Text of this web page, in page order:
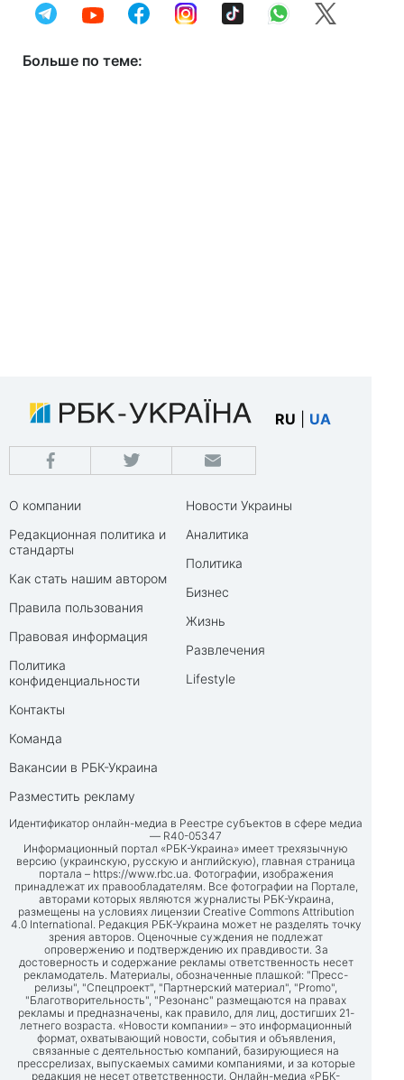
Больше по теме:
RU UA
О компании
Редакционная политика и
стандарты
Как стать нашим автором
Правила пользования
Правовая информация
Политика
конфиденциальности
Контакты
Команда
Вакансии в РБК-Украина
Разместить рекламу
Новости Украины
Аналитика
Политика
Бизнес
Жизнь
Развлечения
Lifestyle
Идентификатор онлайн-медиа в Реестре субъектов в сфере медиа
— R40-05347
Информационный портал «РБК-Украина» имеет трехязычную
версию (украинскую, русскую и английскую), главная страница
портала – https://www.rbc.ua. Фотографии, изображения
принадлежат их правообладателям. Все фотографии на Портале,
авторами которых являются журналисты РБК-Украина,
размещены на условиях лицензии Creative Commons Attribution
4.0 International. Редакция РБК-Украина может не разделять точку
зрения авторов. Оценочные суждения не подлежат
опровержению и подтверждению их правдивости. За
достоверность и содержание рекламы ответственность несет
рекламодатель. Материалы, обозначенные плашкой: "Пресс-
релизы", "Спецпроект", "Партнерский материал", "Promo",
"Благотворительность", "Резонанс" размещаются на правах
рекламы и предназначены, как правило, для лиц, достигших 21-
летнего возраста. «Новости компании» – это информационный
формат, охватывающий новости, события и объявления,
связанные с деятельностью компаний, базирующиеся на
прессрелизах, выпускаемых самими компаниями, и за которые
редакция не несет ответственности. Онлайн-медиа «РБК-